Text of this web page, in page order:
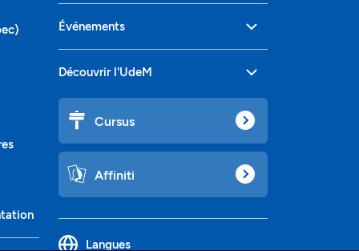
Événements
Découvrir l'UdeM
Cursus
Affiniti
Langues